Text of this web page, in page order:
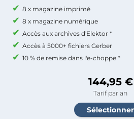
8 x magazine imprimé
8 x magazine numérique
Accès aux archives d'Elektor *
Accès à 5000+ fichiers Gerber
10 % de remise dans l'e-choppe *
144,95 €
Tarif par an